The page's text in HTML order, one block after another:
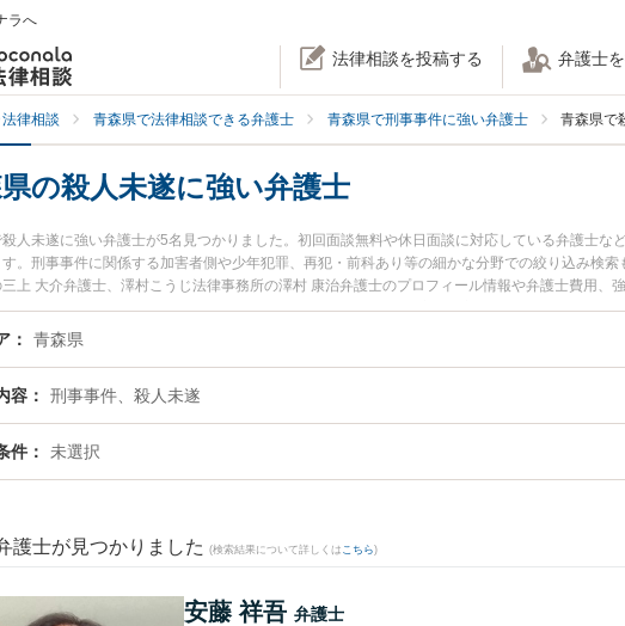
ラへ
法律相談を投稿する 弁護士
律相談 青森県で法律相談できる弁護士 青森県で刑事事件に強い弁護士 青森県で
の殺人未遂に強い弁護士
人未遂に強い弁護士が5名見つかりました。初回面談無料や休日面談に対応している弁護士
す。刑事事件に関係する加害者側や少年犯罪、再犯・前科あり等の細かな分野での絞り込み検
上 大介弁護士、澤村こうじ法律事務所の澤村 康治弁護士のプロフィール情報や弁護士費用
を今すぐに弁護士に相談したい』『殺人未遂のトラブル解決の実績豊富な近くの弁護士を検
したい』などでお困りの相談者さんにおすすめです。
青森県
容 刑事事件、殺人未遂
件 未選択
護士が見つかりました (検索結果について詳しくは こちら)
安藤 祥吾 弁護士